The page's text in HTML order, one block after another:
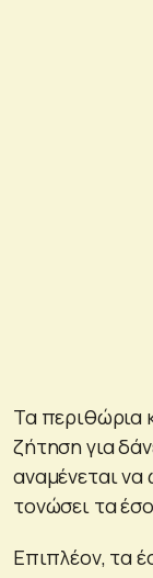
Τα περιθώρια
ζήτηση για
αναμένεται να
τονώσει τα
Επιπλέον, τα